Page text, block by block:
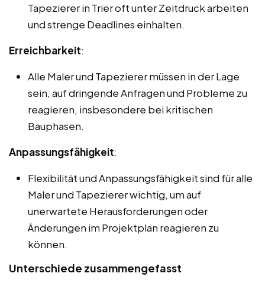
Tapezierer in Trier oft unter Zeitdruck arbeiten
und strenge Deadlines einhalten.
Erreichbarkeit:
Alle Maler und Tapezierer müssen in der Lage
sein, auf dringende Anfragen und Probleme zu
reagieren, insbesondere bei kritischen
Bauphasen.
Anpassungsfähigkeit:
Flexibilität und Anpassungsfähigkeit sind für alle
Maler und Tapezierer wichtig, um auf
unerwartete Herausforderungen oder
Änderungen im Projektplan reagieren zu
können.
Unterschiede zusammengefasst